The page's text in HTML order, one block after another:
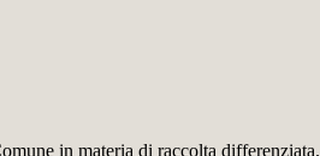
in materia di raccolta differenziata.